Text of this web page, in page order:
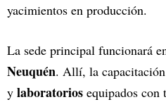
yacimientos en producción.
La sede principal funcionará
Neuquén. Allí, la capacitación
y laboratorios equipados